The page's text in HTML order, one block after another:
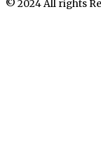
© 2024 All rights